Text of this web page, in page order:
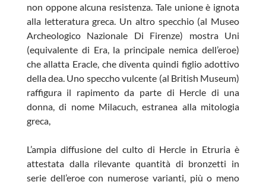
non oppone alcuna resistenza. Tale unione è ignota
alla letteratura greca. Un altro specchio (al Museo
Archeologico Nazionale Di Firenze) mostra Uni
(equivalente di Era, la principale nemica dell’eroe)
che allatta Eracle, che diventa quindi figlio adottivo
della dea. Uno speccho vulcente (al British Museum)
raffigura il rapimento da parte di Hercle di una
donna, di nome Milacuch, estranea alla mitologia
greca,
L’ampia diffusione del culto di Hercle in Etruria è
attestata dalla rilevante quantità di bronzetti in
serie dell’eroe con numerose varianti, più o meno